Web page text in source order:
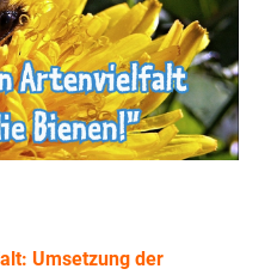
Umsetzung der